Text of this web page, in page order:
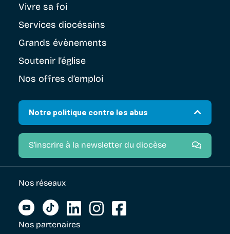
Vivre sa foi
Services diocésains
Grands évènements
Soutenir l’église
Nos offres d’emploi
Notre politique contre les abus
S'inscrire à la newsletter du diocèse
Nos réseaux
Nos partenaires